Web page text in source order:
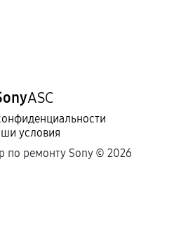
ASC
условия
по ремонту Sony © 2026